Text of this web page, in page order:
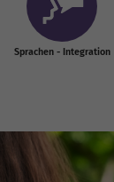
Sprachen - Integration